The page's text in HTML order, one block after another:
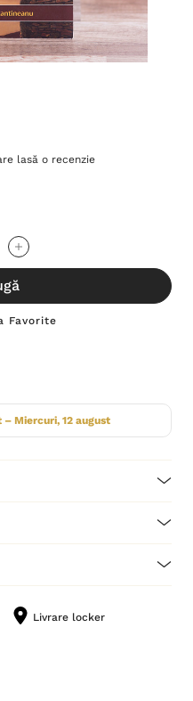
lasă o recenzie
Favorite
– Miercuri, 12 august
Livrare locker